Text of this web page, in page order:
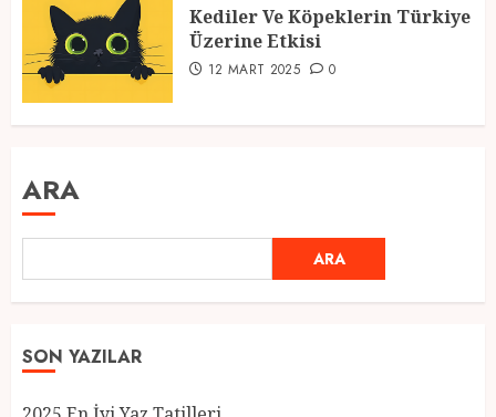
Kediler Ve Köpeklerin Türkiye
Üzerine Etkisi
12 MART 2025 0
ARA
ARA
SON YAZILAR